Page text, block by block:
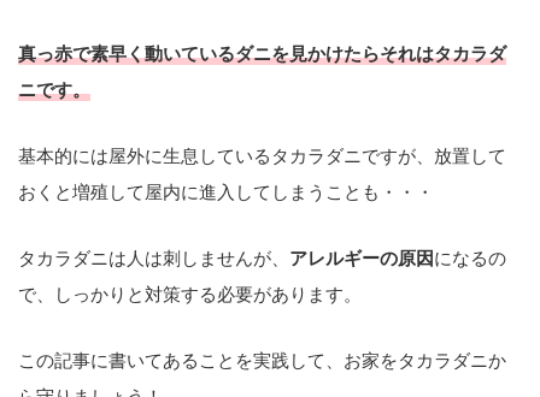
真っ赤で素早く動いているダニを見かけたらそれはタカラダ
ニです。
基本的には屋外に生息しているタカラダニですが、放置して
おくと増殖して屋内に進入してしまうことも・・・
タカラダニは人は刺しませんが、 アレルギーの原因になるの
で、しっかりと対策する必要があります。
この記事に書いてあることを実践して、お家をタカラダニか